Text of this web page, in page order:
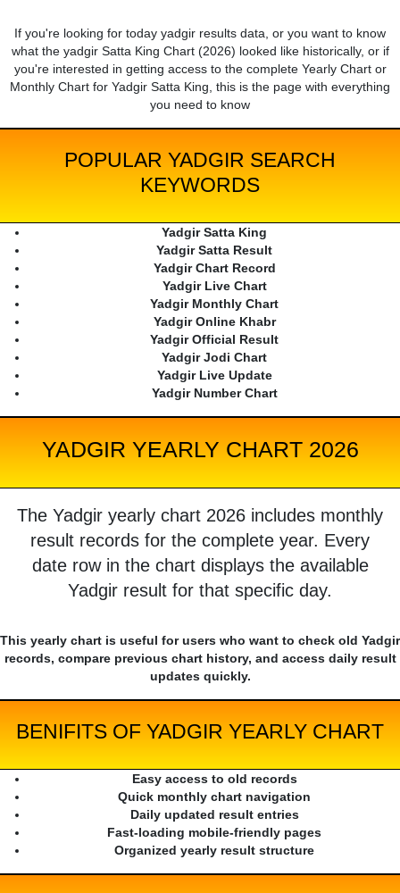
If you're looking for today yadgir results data, or you want to know
what the yadgir Satta King Chart (2026) looked like historically, or if
you're interested in getting access to the complete Yearly Chart or
Monthly Chart for Yadgir Satta King, this is the page with everything
you need to know
POPULAR YADGIR SEARCH
KEYWORDS
Yadgir Satta King
Yadgir Satta Result
Yadgir Chart Record
Yadgir Live Chart
Yadgir Monthly Chart
Yadgir Online Khabr
Yadgir Official Result
Yadgir Jodi Chart
Yadgir Live Update
Yadgir Number Chart
YADGIR YEARLY CHART 2026
The Yadgir yearly chart 2026 includes monthly
result records for the complete year. Every
date row in the chart displays the available
Yadgir result for that specific day.
This yearly chart is useful for users who want to check old Yadgir
records, compare previous chart history, and access daily result
updates quickly.
BENIFITS OF YADGIR YEARLY CHART
Easy access to old records
Quick monthly chart navigation
Daily updated result entries
Fast-loading mobile-friendly pages
Organized yearly result structure